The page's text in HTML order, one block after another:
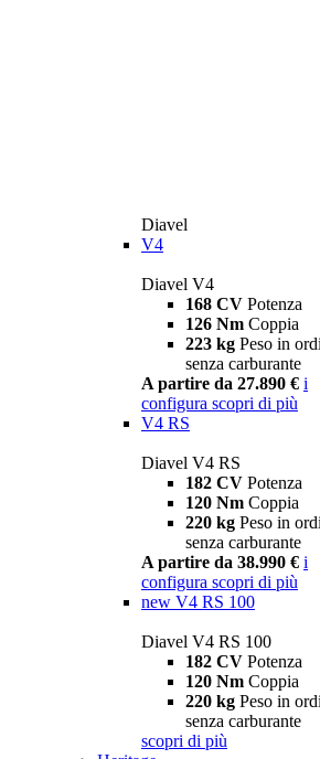
Diavel
V4
Diavel V4
168 CV Potenza
126 Nm Coppia
223 kg Peso in
senza carburante
A partire da 27.890 € i
configura scopri di più
V4 RS
Diavel V4 RS
182 CV Potenza
120 Nm Coppia
220 kg Peso in
senza carburante
A partire da 38.990 € i
configura scopri di più
new V4 RS 100
Diavel V4 RS 100
182 CV Potenza
120 Nm Coppia
220 kg Peso in
senza carburante
scopri di più